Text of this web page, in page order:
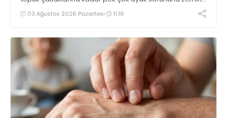
hazırlıyor. İstanbul Okan Üniversitesi Hastanesi Podoloji
(Ayak Sağlığı) Kliniğinden Podolog Fahrettin Başar,
önlenebileceğini söylüyor
03 Ağustos 2026 Pazartesi 11:16